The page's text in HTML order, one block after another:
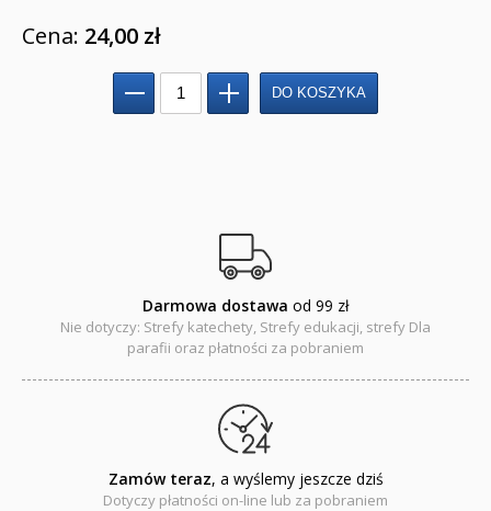
Cena: 24,00 zł
Darmowa dostawa od 99 zł
Nie dotyczy: Strefy katechety, Strefy edukacji, strefy Dla
parafii oraz płatności za pobraniem
Zamów teraz, a wyślemy jeszcze dziś
Dotyczy płatności on-line lub za pobraniem